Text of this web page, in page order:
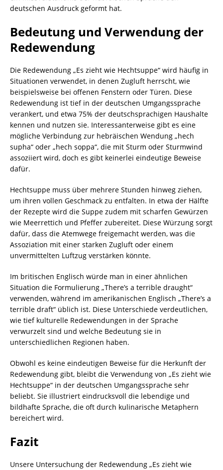
deutschen Ausdruck geformt hat.
Bedeutung und Verwendung der
Redewendung
Die Redewendung „Es zieht wie Hechtsuppe“ wird häufig in
Situationen verwendet, in denen Zugluft herrscht, wie
beispielsweise bei offenen Fenstern oder Türen. Diese
Redewendung ist tief in der deutschen Umgangssprache
verankert, und etwa 75% der deutschsprachigen Haushalte
kennen und nutzen sie. Interessanterweise gibt es eine
mögliche Verbindung zur hebräischen Wendung „hech
supha“ oder „hech soppa“, die mit Sturm oder Sturmwind
assoziiert wird, doch es gibt keinerlei eindeutige Beweise
dafür.
Hechtsuppe muss über mehrere Stunden hinweg ziehen,
um ihren vollen Geschmack zu entfalten. In etwa der Hälfte
der Rezepte wird die Suppe zudem mit scharfen Gewürzen
wie Meerrettich und Pfeffer zubereitet. Diese Würzung sorgt
dafür, dass die Atemwege freigemacht werden, was die
Assoziation mit einer starken Zugluft oder einem
unvermittelten Luftzug verstärken könnte.
Im britischen Englisch würde man in einer ähnlichen
Situation die Formulierung „There’s a terrible draught“
verwenden, während im amerikanischen Englisch „There’s a
terrible draft“ üblich ist. Diese Unterschiede verdeutlichen,
wie tief kulturelle Redewendungen in der Sprache
verwurzelt sind und welche Bedeutung sie in
unterschiedlichen Regionen haben.
Obwohl es keine eindeutigen Beweise für die Herkunft der
Redewendung gibt, bleibt die Verwendung von „Es zieht wie
Hechtsuppe“ in der deutschen Umgangssprache sehr
beliebt. Sie illustriert eindrucksvoll die lebendige und
bildhafte Sprache, die oft durch kulinarische Metaphern
bereichert wird.
Fazit
Unsere Untersuchung der Redewendung „Es zieht wie